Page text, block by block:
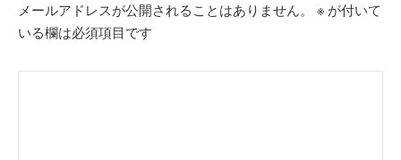
メールアドレスが公開されることはありません。 ※ が付いて
いる欄は必須項目です